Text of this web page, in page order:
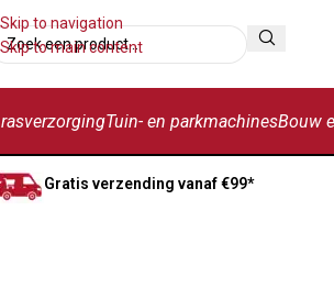
Skip to navigation
Skip to main content
Tuin- en parkmachinesBouw
Gratis verzending vanaf €99*